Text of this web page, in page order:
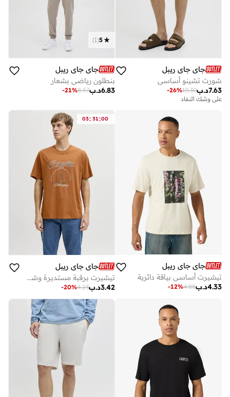
جاي جاي ريبل
شورت تشينو أساسي
د.ب7.63
10.30
-26%
على وشك النفاد
5
(
1
)
جاي جاي ريبل
بنطلون رياضي بشعار
د.ب6.83
8.57
-21%
جاي جاي ريبل
تيشيرت أساسي بياقة دائرية
د.ب4.33
4.88
-12%
03: 31:00
جاي جاي ريبل
تيشيرت برقبة مستديرة وشعار وقصة مريحة
د.ب3.42
4.23
-20%